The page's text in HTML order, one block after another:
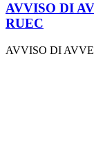
AVVISO DI
RUEC
AVVISO DI